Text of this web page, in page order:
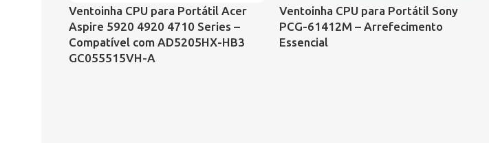
Ventoinha CPU para Portátil Acer
Aspire 5920 4920 4710 Series –
Compatível com AD5205HX-HB3
GC055515VH-A
Ventoinha CPU para Portátil Sony
PCG-61412M – Arrefecimento
Essencial